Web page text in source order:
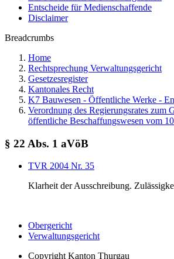
Entscheide für Medienschaffende
Disclaimer
Breadcrumbs
Home
Rechtsprechung Verwaltungsgericht
Gesetzesregister
Kantonales Recht
K7 Bauwesen - Öffentliche Werke -
Verordnung des Regierungsrates zum
öffentliche Beschaffungswesen vom
§ 22 Abs. 1 aVöB
TVR 2004 Nr. 35
Klarheit der Ausschreibung.
Obergericht
Verwaltungsgericht
Copyright Kanton Thurgau